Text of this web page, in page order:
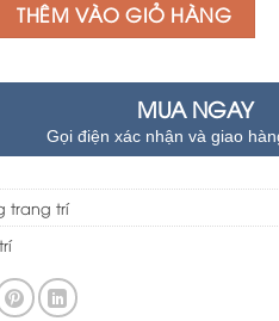
THÊM VÀO GIỎ HÀNG
MUA NGAY
Gọi điện xác nhận và giao
trang trí